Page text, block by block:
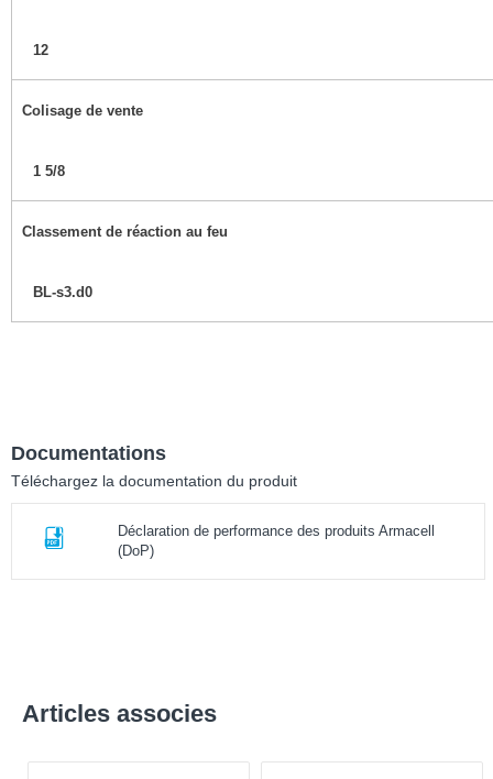
12
Colisage de vente
1 5/8
Classement de réaction au feu
BL-s3.d0
Documentations
Téléchargez la documentation du produit
Déclaration de performance des produits Armacell
(DoP)
Articles associes